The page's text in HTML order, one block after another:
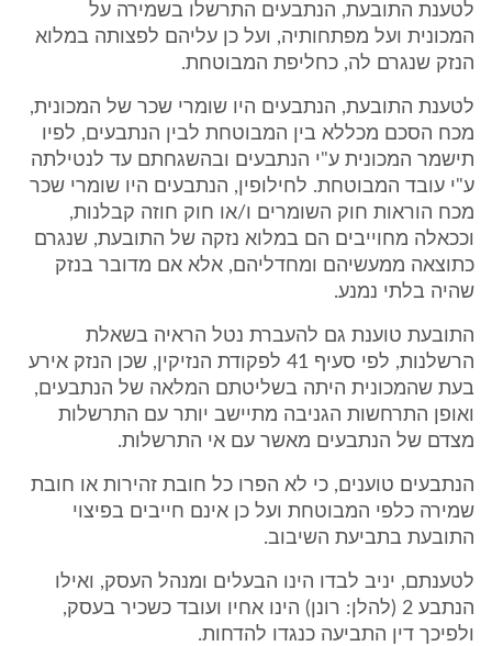
לטענת התובעת, הנתבעים התרשלו בשמירה על
המכונית ועל מפתחותיה, ועל כן עליהם לפצותה במלוא
הנזק שנגרם לה, כחליפת המבוטחת.
לטענת התובעת, הנתבעים היו שומרי שכר של המכונית,
מכח הסכם מכללא בין המבוטחת לבין הנתבעים, לפיו
תישמר המכונית ע"י הנתבעים ובהשגחתם עד לנטילתה
ע"י עובד המבוטחת. לחילופין, הנתבעים היו שומרי שכר
מכח הוראות חוק השומרים ו/או חוק חוזה קבלנות,
וככאלה מחוייבים הם במלוא נזקה של התובעת, שנגרם
כתוצאה ממעשיהם ומחדליהם, אלא אם מדובר בנזק
שהיה בלתי נמנע.
התובעת טוענת גם להעברת נטל הראיה בשאלת
הרשלנות, לפי סעיף 41 לפקודת הנזיקין, שכן הנזק אירע
בעת שהמכונית היתה בשליטתם המלאה של הנתבעים,
ואופן התרחשות הגניבה מתיישב יותר עם התרשלות
מצדם של הנתבעים מאשר עם אי התרשלות.
הנתבעים טוענים, כי לא הפרו כל חובת זהירות או חובת
שמירה כלפי המבוטחת ועל כן אינם חייבים בפיצוי
התובעת בתביעת השיבוב.
לטענתם, יניב לבדו הינו הבעלים ומנהל העסק, ואילו
הנתבע 2 (להלן: רונן) הינו אחיו ועובד כשכיר בעסק,
ולפיכך דין התביעה כנגדו להדחות.